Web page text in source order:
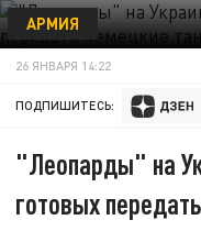
АРМИЯ
26 ЯНВАРЯ 14:22
ПОДПИШИТЕСЬ:
"Леопарды" на
готовых